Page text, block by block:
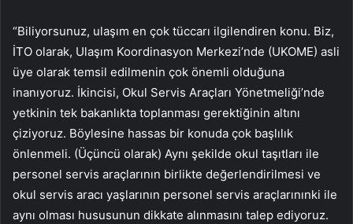
“Biliyorsunuz, ulaşım en çok tüccarı ilgilendiren konu. Biz,
İTO olarak, Ulaşım Koordinasyon Merkezi’nde (UKOME) asli
üye olarak temsil edilmenin çok önemli olduğuna
inanıyoruz. İkincisi, Okul Servis Araçları Yönetmeliği’nde
yetkinin tek bakanlıkta toplanması gerektiğinin altını
çiziyoruz. Böylesine hassas bir konuda çok başlılık
önlenmeli. (Üçüncü olarak) Aynı şekilde okul taşıtları ile
personel servis araçlarının birlikte değerlendirilmesi ve
okul servis aracı yaşlarının personel servis araçlarınınki ile
aynı olması hususunun dikkate alınmasını talep ediyoruz.